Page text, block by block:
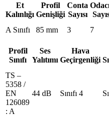
Et
Kalınlığı
Profil
Genişliği
Conta
Sayısı
A Sınıfı
85 mm 3 7
Profil
Sınıfı
Ses
Yalıtımı
Hava
Geçirgenliği
TS –
5358 /
EN
126089
: A
44 dB Sınıfı 4